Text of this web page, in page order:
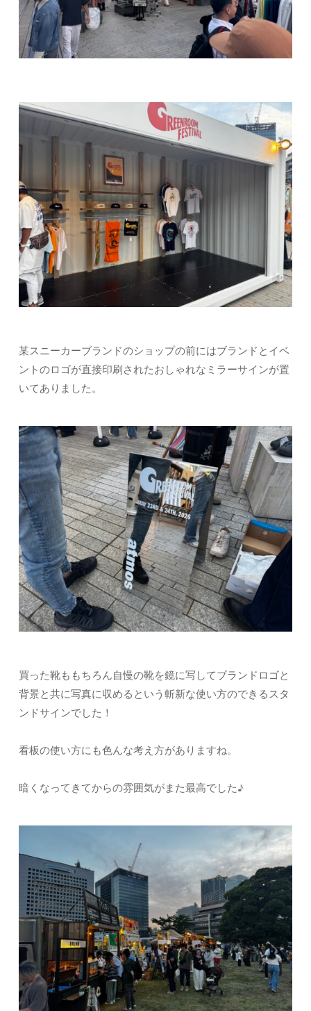
某スニーカーブランドのショップの前にはブランドとイベ
ントのロゴが直接印刷されたおしゃれなミラーサインが置
いてありました。
買った靴ももちろん自慢の靴を鏡に写してブランドロゴと
背景と共に写真に収めるという斬新な使い方のできるスタ
ンドサインでした！
看板の使い方にも色んな考え方がありますね。
暗くなってきてからの雰囲気がまた最高でした♪